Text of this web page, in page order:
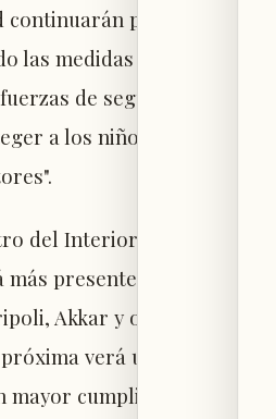
persiguiendo
las medidas necesarias,
de seguridad "no
a los niños y aplicar la
del Interior reafirmó
presente y cercano a
Akkar y otras zonas
verá una actividad
cumplimiento de la